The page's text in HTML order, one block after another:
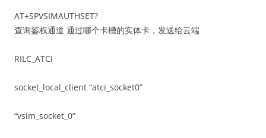
AT+SPVSIMAUTHSET?
查询鉴权通道 通过哪个卡槽的实体卡，发送给云端
RILC_ATCI
socket_local_client “atci_socket0”
“vsim_socket_0”